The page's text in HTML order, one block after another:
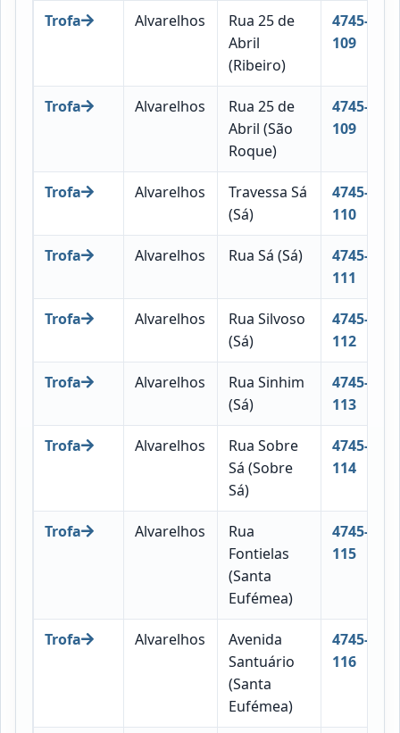
Trofa Alvarelhos
Rua 25 de
Abril
(Ribeiro)
4745-
109
Trofa Alvarelhos
Rua 25 de
Abril (São
Roque)
4745-
109
Trofa Alvarelhos
Travessa Sá
(Sá)
4745-
110
Trofa Alvarelhos Rua Sá (Sá)
4745-
111
Trofa Alvarelhos
Rua Silvoso
(Sá)
4745-
112
Trofa Alvarelhos
Rua Sinhim
(Sá)
4745-
113
Trofa Alvarelhos
Rua Sobre
Sá (Sobre
Sá)
4745-
114
Trofa Alvarelhos
Rua
Fontielas
(Santa
Eufémea)
4745-
115
Trofa Alvarelhos
Avenida
Santuário
(Santa
Eufémea)
4745-
116